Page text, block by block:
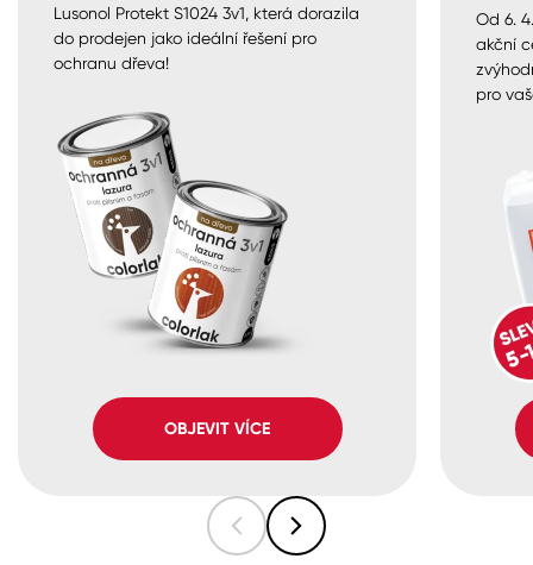
Lusonol Protekt S1024 3v1, která dorazila
do prodejen jako ideální řešení pro
ochranu dřeva!
OBJEVIT VÍCE
Od 6.
akční
pro